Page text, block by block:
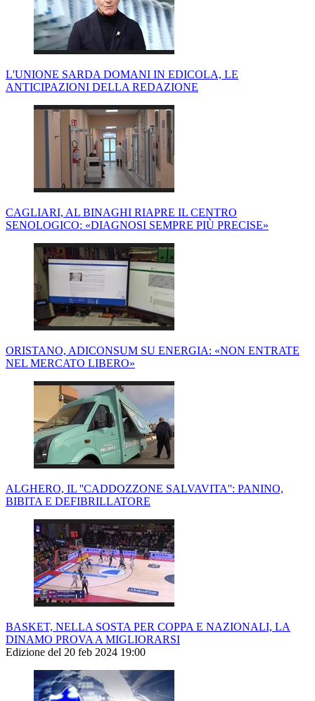
L'UNIONE SARDA DOMANI IN EDICOLA, LE
ANTICIPAZIONI DELLA REDAZIONE
CAGLIARI, AL BINAGHI RIAPRE IL CENTRO
SENOLOGICO: «DIAGNOSI SEMPRE PIÙ PRECISE»
ORISTANO, ADICONSUM SU ENERGIA: «NON ENTRATE
NEL MERCATO LIBERO»
ALGHERO, IL ''CADDOZZONE SALVAVITA'': PANINO,
BIBITA E DEFIBRILLATORE
BASKET, NELLA SOSTA PER COPPA E NAZIONALI, LA
DINAMO PROVA A MIGLIORARSI
Edizione del 20 feb 2024 19:00